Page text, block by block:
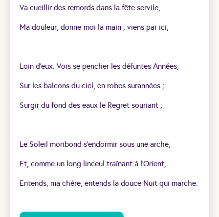
Va cueillir des remords dans la fête servile,
Ma douleur, donne-moi la main ; viens par ici,
Loin d’eux. Vois se pencher les défuntes Années,
Sur les balcons du ciel, en robes surannées ;
Surgir du fond des eaux le Regret souriant ;
Le Soleil moribond s’endormir sous une arche,
Et, comme un long linceul traînant à l’Orient,
Entends, ma chère, entends la douce Nuit qui marche.